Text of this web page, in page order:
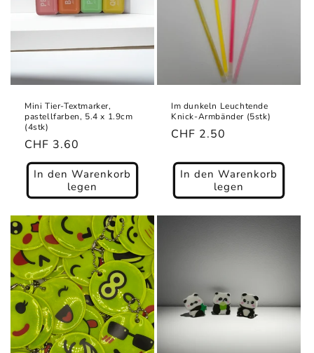
Mini Tier-Textmarker,
pastellfarben, 5.4 x 1.9cm
(4stk)
Normaler
Preis
CHF 3.60
In den Warenkorb
legen
Im dunkeln Leuchtende
Knick-Armbänder (5stk)
Normaler
CHF 2.50
In den Warenkorb
legen